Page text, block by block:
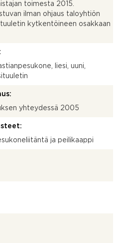
toimesta 2015.
ilman ohjaus taloyhtiön
kytkentöineen osakkaan
liesi, uuni,
yhteydessä 2005
ja peilikaappi